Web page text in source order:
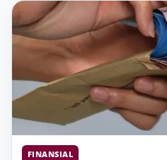
FINANSIAL